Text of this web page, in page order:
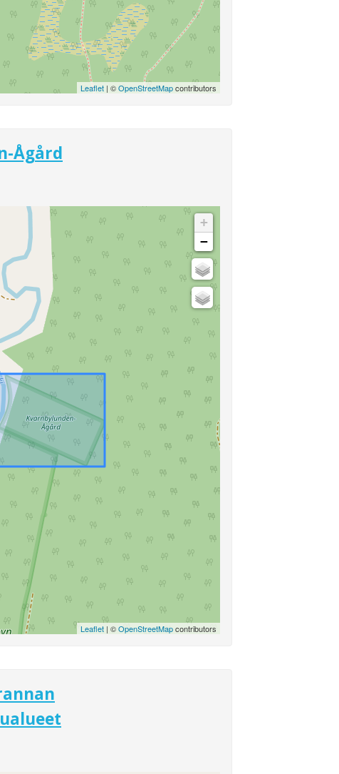
Leaflet| ©OpenStreetMapcontributors
Ågård
+
−
Leaflet| ©OpenStreetMapcontributors